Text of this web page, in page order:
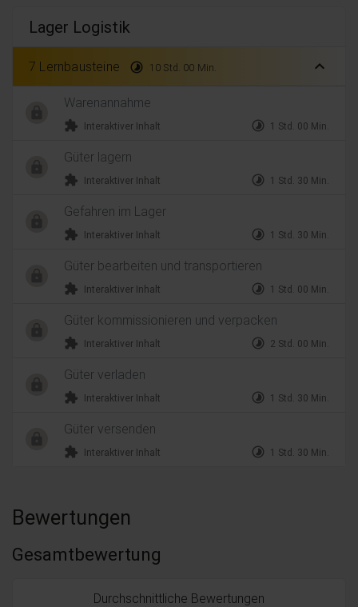
Lager Logistik
7 Lernbausteine timelapse 10 Std. 00 Min. expand_less
Warenannahme
extension Interaktiver Inhalt timelapse 1 Std. 00 Min.
Güter lagern
extension Interaktiver Inhalt timelapse 1 Std. 30 Min.
Gefahren im Lager
extension Interaktiver Inhalt timelapse 1 Std. 30 Min.
Güter bearbeiten und transportieren
extension Interaktiver Inhalt timelapse 1 Std. 00 Min.
Güter kommissionieren und verpacken
extension Interaktiver Inhalt timelapse 2 Std. 00 Min.
Güter verladen
extension Interaktiver Inhalt timelapse 1 Std. 30 Min.
Güter versenden
extension Interaktiver Inhalt timelapse 1 Std. 30 Min.
Bewertungen
Gesamtbewertung
Durchschnittliche Bewertungen